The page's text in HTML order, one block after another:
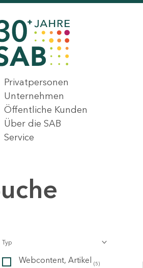
Privatpersonen
Unternehmen
Öffentliche Kunden
Über die SAB
Service
Typ
Webcontent, Artikel (5)